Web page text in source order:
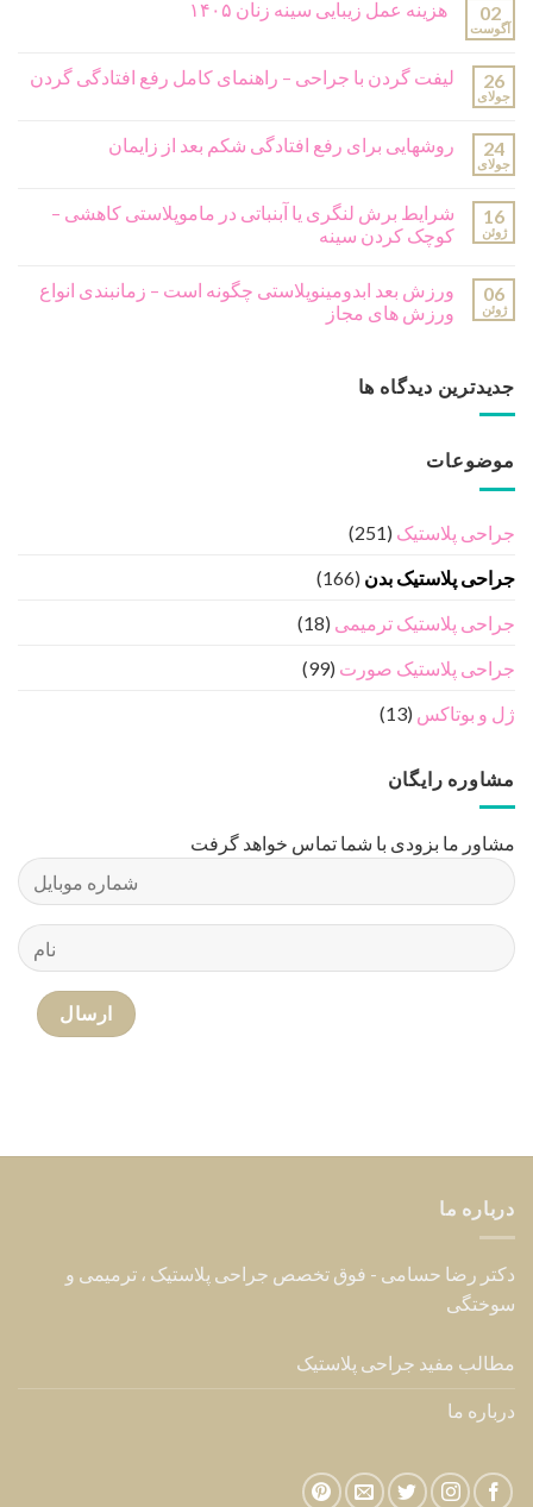
02
آگوست
هزینه عمل زیبایی سینه زنان ۱۴۰۵
26
جولای
لیفت گردن با جراحی – راهنمای کامل رفع افتادگی گردن
24
جولای
روشهایی برای رفع افتادگی شکم بعد از زایمان
16
ژوئن
شرایط برش لنگری یا آبنباتی در ماموپلاستی کاهشی –
کوچک کردن سینه
06
ژوئن
ورزش بعد ابدومینوپلاستی چگونه است – زمانبندی انواع
ورزش های مجاز
جدیدترین دیدگاه ها
موضوعات
جراحی پلاستیک (251)
جراحی پلاستیک بدن (166)
جراحی پلاستیک ترمیمی (18)
جراحی پلاستیک صورت (99)
ژل و بوتاکس (13)
مشاوره رایگان
مشاور ما بزودی با شما تماس خواهد گرفت
درباره ما
دکتر رضا حسامی - فوق تخصص جراحی پلاستیک ، ترمیمی و
سوختگی
مطالب مفید جراحی پلاستیک
درباره ما